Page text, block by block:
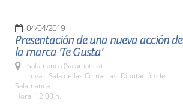
04/04/2019
Presentación de una nueva acción de
la marca 'Te Gusta'
Salamanca (Salamanca)
Lugar: Sala de las Comarcas. Diputación de
Salamanca
Hora: 12:00 h.